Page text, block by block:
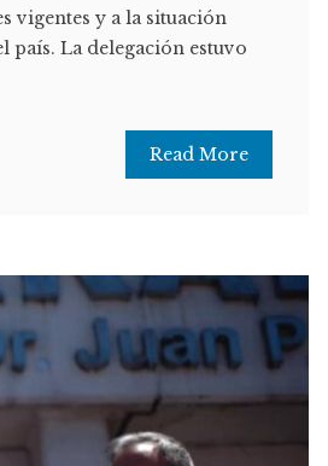
vigentes y a la situación
La delegación estuvo
Read More